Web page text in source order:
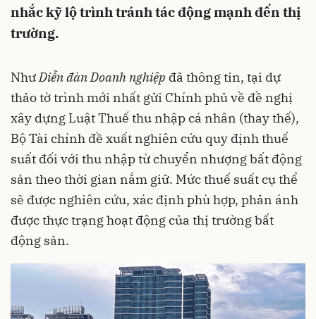
nhắc kỹ lộ trình tránh tác động mạnh đến thị
trường.
NhưDiễn đàn Doanh nghiệp đã thông tin, tại dự
thảo tờ trình mới nhất gửi Chính phủ về đề nghị
xây dựng Luật Thuế thu nhập cá nhân (thay thế),
Bộ Tài chính đề xuất nghiên cứu quy định thuế
suất đối với thu nhập từ chuyển nhượng bất động
sản theo thời gian nắm giữ. Mức thuế suất cụ thể
sẽ được nghiên cứu, xác định phù hợp, phản ánh
được thực trạng hoạt động của thị trường bất
động sản.